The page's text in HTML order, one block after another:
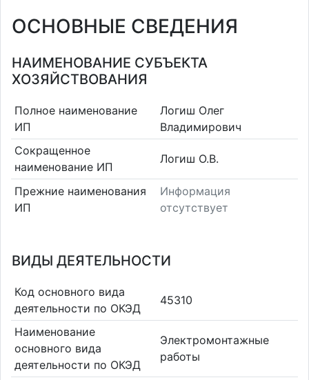
ОСНОВНЫЕ СВЕДЕНИЯ
НАИМЕНОВАНИЕ СУБЪЕКТА
ХОЗЯЙСТВОВАНИЯ
Полное наименование
ИП
Логиш Олег
Владимирович
Сокращенное
наименование ИП
Логиш О.В.
Прежние наименования
ИП
Информация
отсутствует
ВИДЫ ДЕЯТЕЛЬНОСТИ
Код основного вида
деятельности по ОКЭД
45310
Наименование
основного вида
деятельности по ОКЭД
Электромонтажные
работы